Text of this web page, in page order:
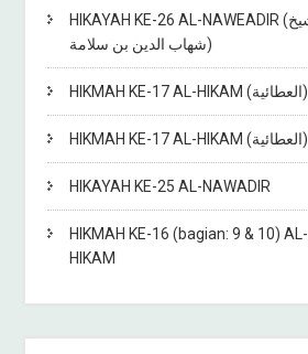
HIKAYAH KE-26 AL-NAWEADIR (للشيخ
شهاب الدين بن سلامة)
HIKMAH KE-17 AL-HIKAM (العطائية)
HIKMAH KE-17 AL-HIKAM (العطائية)
HIKAYAH KE-25 AL-NAWADIR
HIKMAH KE-16 (bagian: 9 & 10) AL-
HIKAM